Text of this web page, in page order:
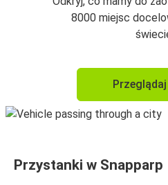
8000 miejsc
Przystanki w Snapparp